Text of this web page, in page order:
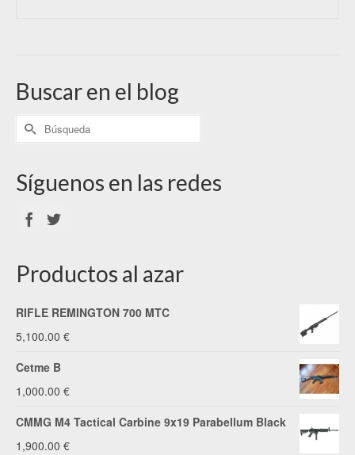
Buscar en el blog
Síguenos en las redes
Productos al azar
RIFLE REMINGTON 700 MTC
5,100.00 €
Cetme B
1,000.00 €
CMMG M4 Tactical Carbine 9x19 Parabellum Black
1,900.00 €